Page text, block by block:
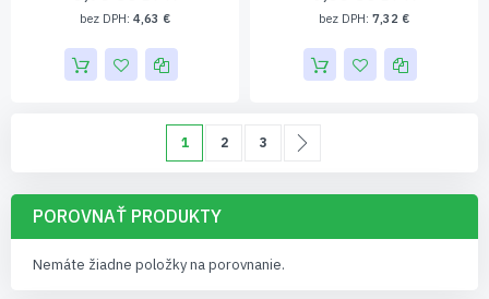
4,63 € 7,32 €
Momentálne čítate stránku
1 Page
2 Page
3
POROVNAŤ PRODUKTY
Nemáte žiadne položky na porovnanie.